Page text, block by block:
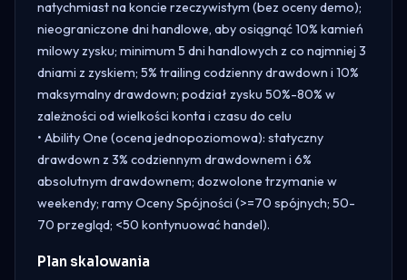
natychmiast na koncie rzeczywistym (bez oceny demo);
nieograniczone dni handlowe, aby osiągnąć 10% kamień
milowy zysku; minimum 5 dni handlowych z co najmniej 3
dniami z zyskiem; 5% trailing codzienny drawdown i 10%
maksymalny drawdown; podział zysku 50%-80% w
zależności od wielkości konta i czasu do celu
• Ability One (ocena jednopoziomowa): statyczny
drawdown z 3% codziennym drawdownem i 6%
absolutnym drawdownem; dozwolone trzymanie w
weekendy; ramy Oceny Spójności (>=70 spójnych; 50-
70 przegląd; <50 kontynuować handel).
Plan skalowania